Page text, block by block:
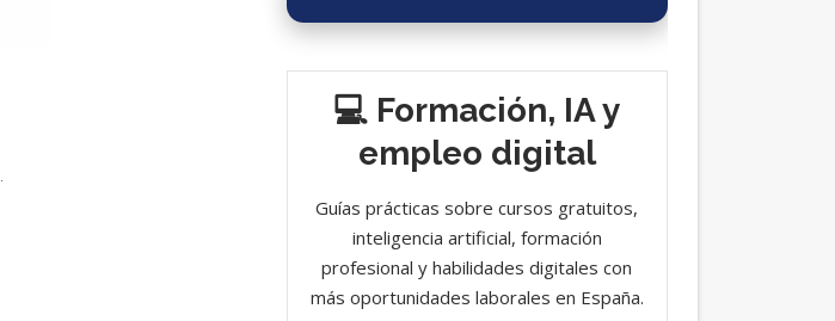
.
💻 Formación, IA y
empleo digital
Guías prácticas sobre cursos gratuitos,
inteligencia artificial, formación
profesional y habilidades digitales con
más oportunidades laborales en España.